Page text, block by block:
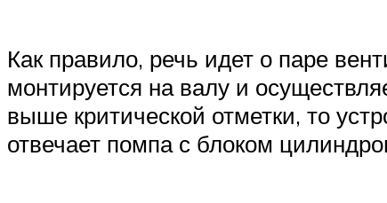
Как правило, речь идет о паре
монтируется на валу и
выше критической отметки, то
отвечает помпа с блоком